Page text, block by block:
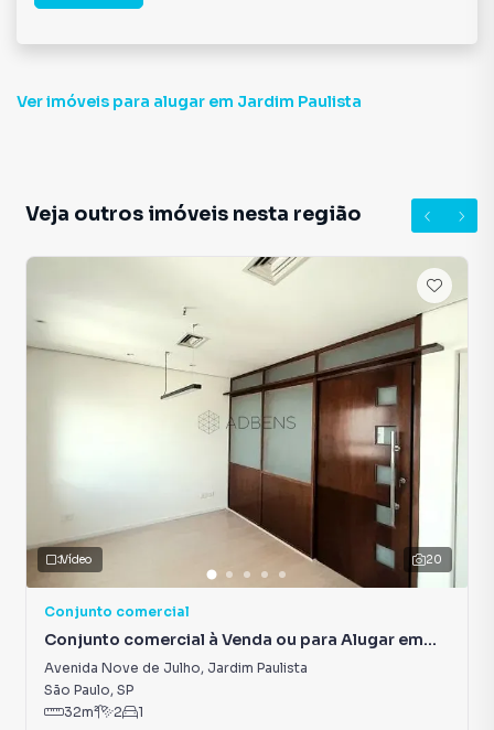
Ver imóveis para alugar em Jardim Paulista
Veja outros imóveis nesta região
20
Vídeo
Conjunto comercial
Conjunto comercial à Venda ou para Alugar em
Jardim Paulista
Avenida Nove de Julho, Jardim Paulista
São Paulo, SP
32m² 2 1